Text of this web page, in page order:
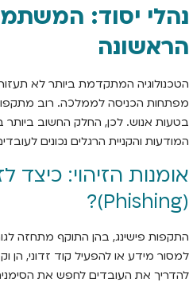
נהלי יסוד:
הראשונה
הטכנולוגיה המתקדמת ביותר לא
מפתחות הכניסה לממלכה. רוב
בטעות אנוש. לכן, החלק החשוב
המודעות והקניית הרגלים נכונים
אומנות הזיהוי: כיצד
(Phishing)?
התקפות פישינג, בהן התוקף מתחזה
למסור מידע או להפעיל קוד זדוני, הן
להדריך את העובדים לחפש את